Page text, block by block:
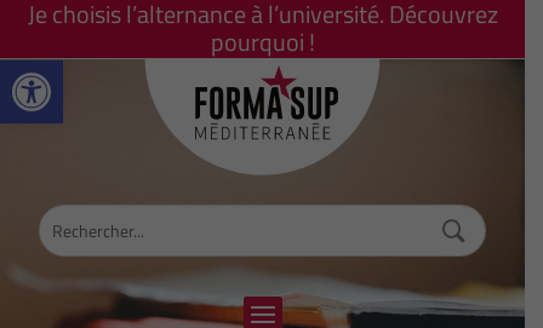
Ouvrir la barre d’outils
Je choisis l’alternance à l’université. Découvrez
pourquoi !